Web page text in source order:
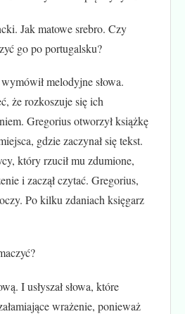
Jak matowe srebro. Czy
go po portugalsku?
melodyjne słowa.
że rozkoszuje się ich
Gregorius otworzył książkę
gdzie zaczynał się tekst.
który rzucił mu zdumione,
i zaczął czytać. Gregorius,
Po kilku zdaniach księgarz
I usłyszał słowa, które
wrażenie, ponieważ